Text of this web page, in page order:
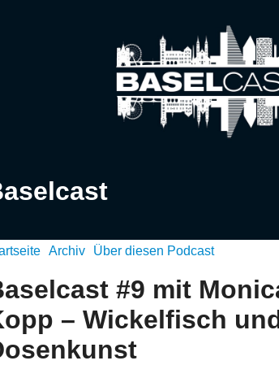
Archiv Über diesen Podcast
#9 mit
– Wickelfisch